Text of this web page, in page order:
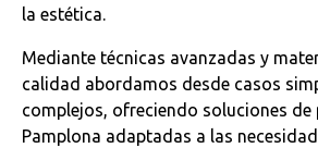
la estética.
Mediante técnicas avanzadas y
calidad abordamos desde casos
complejos, ofreciendo soluciones de
Pamplona adaptadas a las